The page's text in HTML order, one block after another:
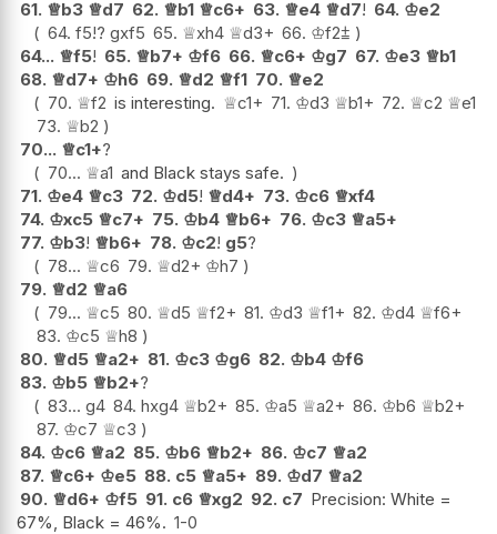
61. ♕b3 ♕d7 62. ♕b1 ♕c6+ 63. ♕e4 ♕d7! 64. ♔e2
64. f5!? gxf5 65. ♕xh4 ♕d3+ 66. ♔f2⩲
64... ♕f5! 65. ♕b7+ ♔f6 66. ♕c6+ ♔g7 67. ♔e3 ♕b1
68. ♕d7+ ♔h6 69. ♕d2 ♕f1 70. ♕e2
70. ♕f2 is interesting. ♕c1+ 71. ♔d3 ♕b1+ 72. ♕c2 ♕e1
73. ♕b2
70... ♕c1+?
70... ♕a1 and Black stays safe.
71. ♔e4 ♕c3 72. ♔d5! ♕d4+ 73. ♔c6 ♕xf4
74. ♔xc5 ♕c7+ 75. ♔b4 ♕b6+ 76. ♔c3 ♕a5+
77. ♔b3! ♕b6+ 78. ♔c2! g5?
78... ♕c6 79. ♕d2+ ♔h7
79. ♕d2 ♕a6
79... ♕c5 80. ♕d5 ♕f2+ 81. ♔d3 ♕f1+ 82. ♔d4 ♕f6+
83. ♔c5 ♕h8
80. ♕d5 ♕a2+ 81. ♔c3 ♔g6 82. ♔b4 ♔f6
83. ♔b5 ♕b2+?
83... g4 84. hxg4 ♕b2+ 85. ♔a5 ♕a2+ 86. ♔b6 ♕b2+
87. ♔c7 ♕c3
84. ♔c6 ♕a2 85. ♔b6 ♕b2+ 86. ♔c7 ♕a2
87. ♕c6+ ♔e5 88. c5 ♕a5+ 89. ♔d7 ♕a2
90. ♕d6+ ♔f5 91. c6 ♕xg2 92. c7 Precision: White =
67%, Black = 46%. 1-0